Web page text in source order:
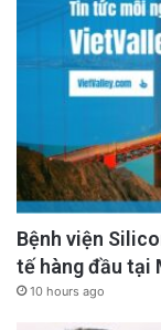
Bệnh viện
tế hàng đầu tại
10 hours ago